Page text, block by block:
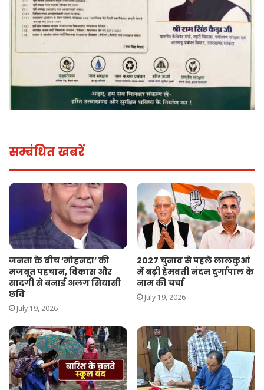
सम्बंधित खबरें
जनता के बीच ‘मोहनदा’ की
मजबूत पहचान, विकास और
सादगी से बनाई अलग सियासी
छवि
July 19, 2026
2027 चुनाव से पहले लालकुआं
में बढ़ी हेमवती नंदन दुर्गापाल के
नाम की चर्चा
July 19, 2026